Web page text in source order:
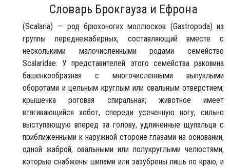
Словарь Брокгауза и Ефрона
(Scalaria) — род брюхоногих моллюсков (Gastropoda) из
группы переднежаберных, составляющий вместе с
несколькими малочисленными родами семейство
Scalaridae. У представителей этого семейства раковина
башенкообразная с многочисленными выпуклыми
оборотами и цельным круглым или овальным отверстием;
крышечка роговая спиральная; животное имеет
втягивающийся хобот, спереди усеченную ногу, сильно
выступающую вперед за голову, удлиненные щупальца с
приближенными к наружной стороне глазами на основании,
одной жаброй, овальными или полукруглыми челюстями,
которые снабжены шипами или зазубрены лишь по краю, и